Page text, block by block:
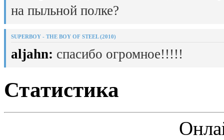
на пыльной полке?
SUPERBOY - THE BOY OF STEEL (2010)
aljahn: спасибо огромное!!!!!
Статистика